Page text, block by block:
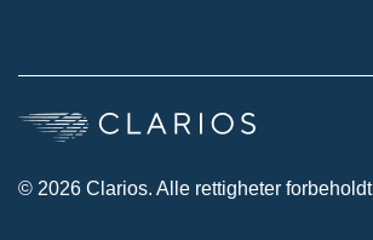
© 2026 Clarios. Alle rettigheter forbeholdt